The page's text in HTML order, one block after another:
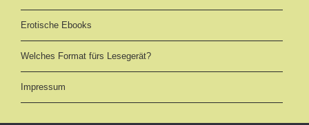
Erotische Ebooks
Welches Format fürs Lesegerät?
Impressum